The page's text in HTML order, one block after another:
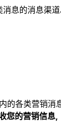
息的消息渠
的各类营销消息
的营销信